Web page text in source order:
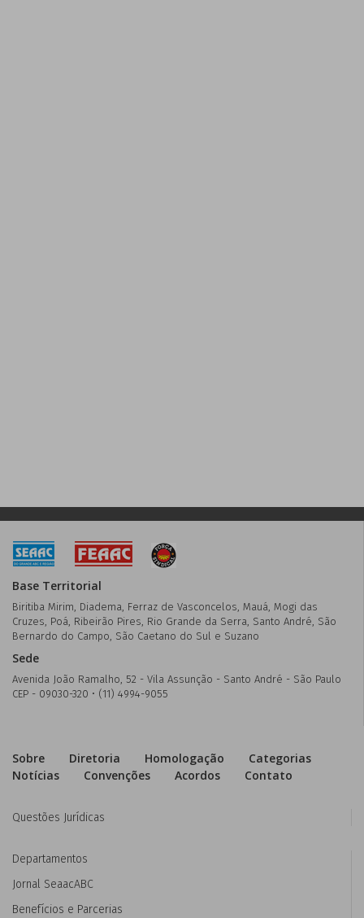
Base Territorial
Biritiba Mirim, Diadema, Ferraz de Vasconcelos, Mauá, Mogi das
Cruzes, Poá, Ribeirão Pires, Rio Grande da Serra, Santo André, São
Bernardo do Campo, São Caetano do Sul e Suzano
Sede
Avenida João Ramalho, 52 - Vila Assunção - Santo André - São Paulo
CEP - 09030-320 • (11) 4994-9055
Sobre Diretoria Homologação
Categorias
Notícias
Convenções Acordos Contato
Questões Jurídicas
Departamentos
Jornal SeaacABC
Benefícios e Parcerias